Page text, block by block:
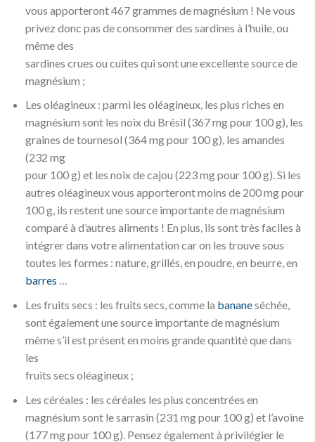
vous apporteront 467 grammes de magnésium ! Ne vous
privez donc pas de consommer des sardines à l’huile, ou
même des
sardines crues ou cuites qui sont une excellente source de
magnésium ;
Les oléagineux : parmi les oléagineux, les plus riches en
magnésium sont les noix du Brésil (367 mg pour 100 g), les
graines de tournesol (364 mg pour 100 g), les amandes
(232 mg
pour 100 g) et les noix de cajou (223 mg pour 100 g). Si les
autres oléagineux vous apporteront moins de 200 mg pour
100 g, ils restent une source importante de magnésium
comparé à d’autres aliments ! En plus, ils sont très faciles à
intégrer dans votre alimentation car on les trouve sous
toutes les formes : nature, grillés, en poudre, en beurre, en
barres …
Les fruits secs : les fruits secs, comme la bananeséchée,
sont également une source importante de magnésium
même s’il est présent en moins grande quantité que dans
les
fruits secs oléagineux ;
Les céréales : les céréales les plus concentrées en
magnésium sont le sarrasin (231 mg pour 100 g) et l’avoine
(177 mg pour 100 g). Pensez également à privilégier le